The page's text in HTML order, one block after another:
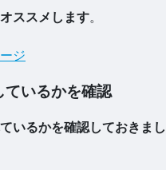
ススメします。
ジ
ているかを確認
いるかを確認しておきまし